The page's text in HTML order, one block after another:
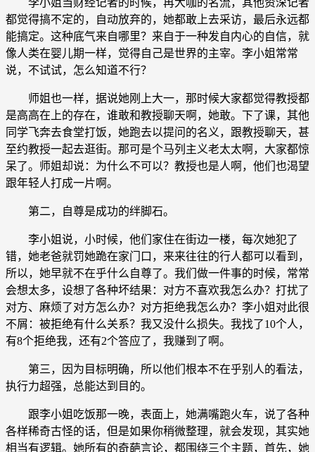
都觉得搞不定的，自动放弃的，她都敢上去采访，最后永远都
能搞定。这种底气来自哪里？来自于一种发自内心的自信，就
像人类在婴儿期一样，觉得自己是世界的主宰。李小姐常常
说，不试试，怎么知道不行？
师姐也一样，据说她刚上大一，那时候大家都觉得教授都
是高高在上的存在，谁敢和教授聊天啊，她敢。下了课，其他
同学飞奔去食堂打饭，她跑去以提问的名义，跟教授聊天，甚
至约教授一起去逛街。那可是个马列主义老太太啊，大家都惊
呆了。师姐却说：为什么不可以？教授也是人啊，他们也渴望
跟年轻人打成一片啊。
第二，自尊是成功的绊脚石。
李小姐说，小时候，他们家住在街边一楼，每次她犯了
错，她老爸就罚她跪在家门口，来来往往的行人都可以看到，
所以，她早就不在乎什么自尊了。我们做一件事的时候，常常
会想太多，设想了各种坏结果：对方不喜欢我怎么办？打扰了
对方、麻烦了对方怎么办？对方拒绝我怎么办？李小姐对此很
不屑：被拒绝有什么关系？我又没什么损失。我找了10个人，
有8个拒绝我，还有2个答应了，我赚到了啊。
第三，因为目标明确，所以他们根本不在乎别人的看法，
执行力超强，总能达到目的。
跟李小姐吃饭那一晚，表面上，她满嘴跑火车，说了各种
各样稀奇古怪的话，但是如果你稍微整理，就会发现，其实她
相当有逻辑。她所有的奇葩言论，都围绕三个主题，首先，她